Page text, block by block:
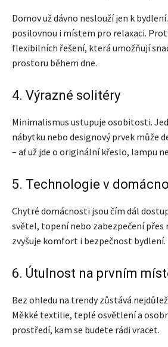
Domov už dávno neslouží jen k
posilovnou i místem pro relaxaci.
flexibilních řešení, která umožňují
prostoru během dne.
4. Výrazné solitéry
Minimalismus ustupuje osobitosti.
nábytku nebo designový prvek může
– ať už jde o originální křeslo, lampu
5. Technologie v
Chytré domácnosti jsou čím dál
světel, topení nebo zabezpečení
zvyšuje komfort i bezpečnost bydlení.
6. Útulnost na prvním
Bez ohledu na trendy zůstává
Měkké textilie, teplé osvětlení a
prostředí, kam se budete rádi vracet.